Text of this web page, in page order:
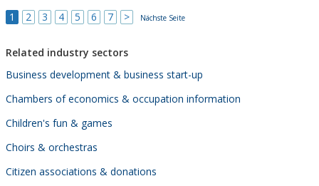
1
2 3 4 5 6 7 > Nächste Seite
Related industry sectors
Business development & business start-up
Chambers of economics & occupation information
Children's fun & games
Choirs & orchestras
Citizen associations & donations